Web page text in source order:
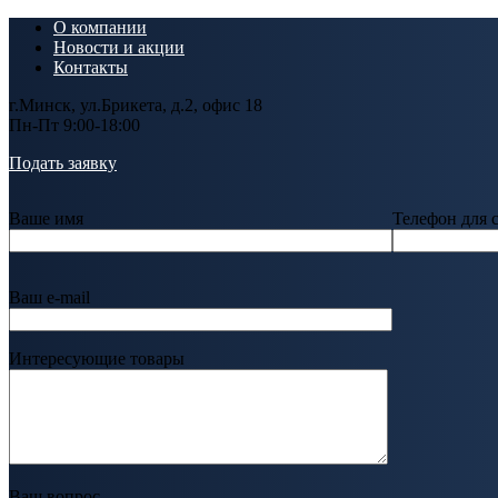
О компании
Новости и акции
Контакты
г.Минск, ул.Брикета, д.2, офис 18
Пн-Пт 9:00-18:00
Подать заявку
Ваше имя Телефон для
Ваш e-mail
Интересующие товары